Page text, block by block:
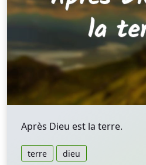
Après Dieu est la terre.
terre dieu